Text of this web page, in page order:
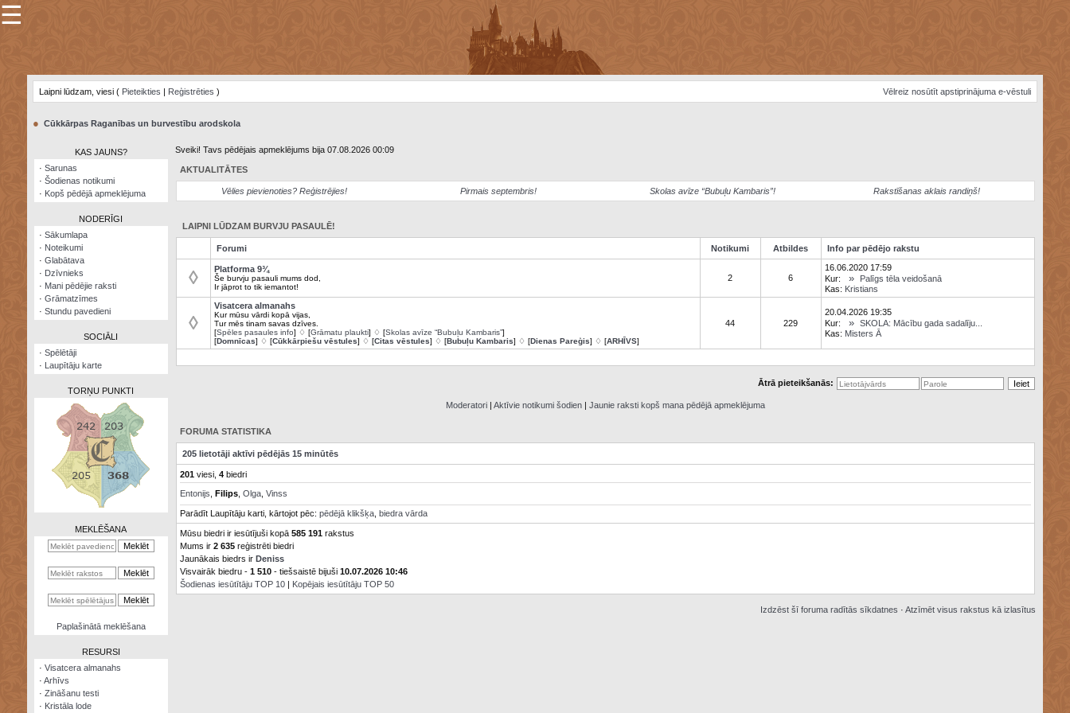
×
Šodienas
Visatcera
almanahs
kalkulators
☰
Laipni lūdzam, viesi ( Pieteikties | Reģistrēties ) Vēlreiz nosūtīt apstiprinājuma e-vēstuli
● Cūkkārpas Raganības un burvestību arodskola
KAS JAUNS?
· Sarunas
· Šodienas notikumi
· Kopš pēdējā apmeklējuma
NODERĪGI
· Sākumlapa
· Noteikumi
· Glabātava
· Dzīvnieks
· Mani pēdējie raksti
· Grāmatzīmes
· Stundu pavedieni
SOCIĀLI
· Spēlētāji
· Laupītāju karte
TORŅU PUNKTI
MEKLĒŠANA
Paplašinātā meklēšana
RESURSI
· Visatcera almanahs
· Arhīvs
· Zināšanu testi
· Kristāla lode
Sveiki! Tavs pēdējais apmeklējums bija 07.08.2026 00:09
AKTUALITĀTES
Vēlies pievienoties? Reģistrējies! Pirmais septembris! Skolas avīze “Bubuļu Kambaris”! Rakstīšanas aklais randiņš!
LAIPNI LŪDZAM BURVJU PASAULĒ!
Forumi Notikumi Atbildes Info par pēdējo rakstu
◊ Platforma 9¾
Še burvju pasauli mums dod,
Ir jāprot to tik iemantot!
2 6
16.06.2020 17:59
Kur:
»
Palīgs tēla veidošanā
Kas: Kristians
◊
Visatcera almanahs
Kur mūsu vārdi kopā vijas,
Tur mēs tinam savas dzīves.
[Spēles pasaules info] ♢ [Grāmatu plaukti] ♢ [Skolas avīze “Bubuļu Kambaris”]
[Domnīcas] ♢ [Cūkkārpiešu vēstules] ♢ [Citas vēstules] ♢ [Bubuļu Kambaris] ♢ [Dienas Pareģis] ♢ [ARHĪVS]
44 229
20.04.2026 19:35
Kur:
» SKOLA: Mācību gada sadalīju...
Kas: Misters Ā
Ātrā pieteikšanās:
Moderatori| Aktīvie notikumi šodien| Jaunie raksti kopš mana pēdējā apmeklējuma
FORUMA STATISTIKA
205 lietotāji aktīvi pēdējās 15 minūtēs
201viesi, 4biedri
Entonijs Filips, Olga, Vinss
Parādīt Laupītāju karti, kārtojot pēc: pēdējā klikšķa, biedra vārda
Mūsu biedri ir iesūtījuši kopā 585 191rakstus
Mums ir 2 635reģistrēti biedri
Jaunākais biedrs ir Deniss
Visvairāk biedru - 1 510- tiešsaistē bijuši 10.07.2026 10:46
Šodienas iesūtītāju TOP 10| Kopējais iesūtītāju TOP 50
Izdzēst šī foruma radītās sīkdatnes · Atzīmēt visus rakstus kā izlasītus